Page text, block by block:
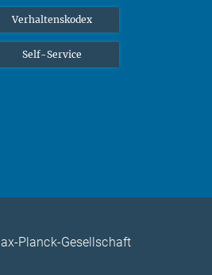
Verhaltenskodex
Self-Service
Planck-Gesellschaft